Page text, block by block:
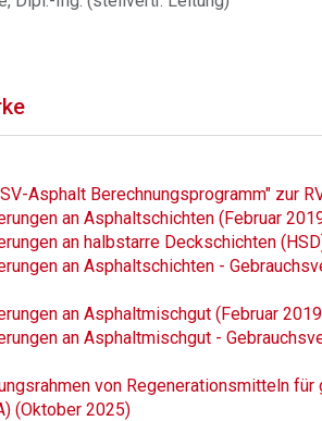
Asphalt Berechnungsprogramm" zur
an Asphaltschichten (Februar
an halbstarre Deckschichten
an Asphaltschichten -
an Asphaltmischgut (Februar
an Asphaltmischgut -
von Regenerationsmitteln
(Oktober 2025)